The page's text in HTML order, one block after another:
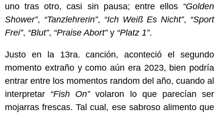
uno tras otro, casi sin pausa; entre ellos “Golden
Shower”, “Tanzlehrerin”, “Ich Weiß Es Nicht”, “Sport
Frei”, “Blut”, “Praise Abort”y “Platz 1”.
Justo en la 13ra. canción, aconteció el segundo
momento extraño y como aún era 2023, bien podría
entrar entre los momentos random del año, cuando al
interpretar “Fish On”volaron lo que parecían ser
mojarras frescas. Tal cual, ese sabroso alimento que